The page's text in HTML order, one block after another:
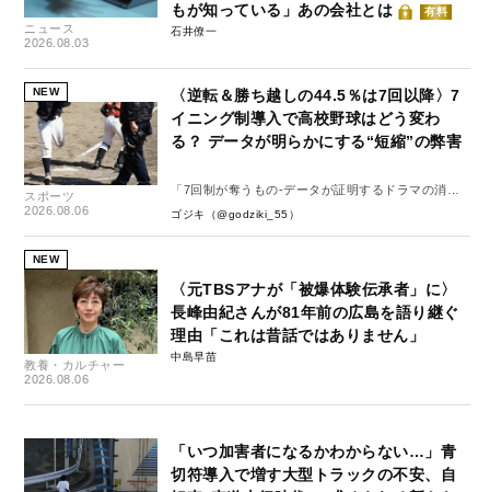
ニュース
2026.08.03
もが知っている」あの会社とは
有料
石井僚一
NEW
スポーツ
2026.08.06
〈逆転＆勝ち越しの44.5％は7回以降〉7
イニング制導入で高校野球はどう変わ
る？ データが明らかにする“短縮”の弊害
「7回制が奪うもの-データが証明するドラマの消
失-」
ゴジキ（@godziki_55）
NEW
教養・カルチャー
2026.08.06
〈元TBSアナが「被爆体験伝承者」に〉
長峰由紀さんが81年前の広島を語り継ぐ
理由「これは昔話ではありません」
中島早苗
「いつ加害者になるかわからない…」青
切符導入で増す大型トラックの不安、自